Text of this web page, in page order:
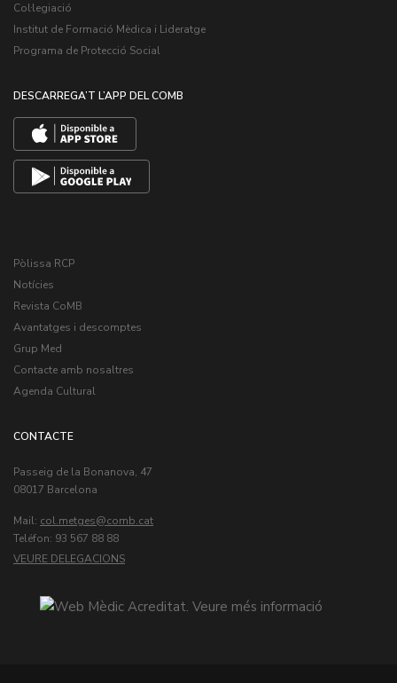
Col·legiació
Institut de Formació Mèdica i Lideratge
Programa de Protecció Social
DESCARREGA’T L’APP DEL COMB
Pòlissa RCP
Notícies
Revista CoMB
Avantatges i descomptes
Grup Med
Contacte amb nosaltres
Agenda Cultural
CONTACTE
Passeig de la Bonanova, 47
08017 Barcelona
Mail: col.metges
Teléfon: 93 567 88 88
VEURE DELEGACIONS